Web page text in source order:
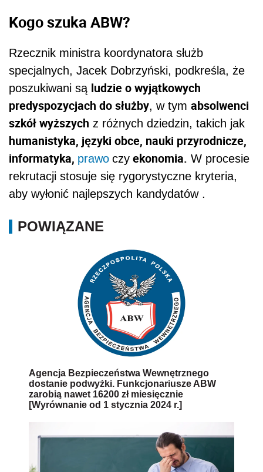
Kogo szuka ABW?
Rzecznik ministra koordynatora służb
specjalnych, Jacek Dobrzyński, podkreśla, że
poszukiwani są ludzie o wyjątkowych
predyspozycjach do służby, w tym absolwenci
szkół wyższych z różnych dziedzin, takich jak
humanistyka, języki obce, nauki przyrodnicze,
informatyka, prawo czy ekonomia. W procesie
rekrutacji stosuje się rygorystyczne kryteria,
aby wyłonić najlepszych kandydatów .
POWIĄZANE
Agencja Bezpieczeństwa Wewnętrznego
dostanie podwyżki. Funkcjonariusze ABW
zarobią nawet 16200 zł miesięcznie
[Wyrównanie od 1 stycznia 2024 r.]